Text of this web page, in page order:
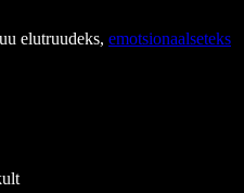
elutruudeks, emotsionaalseteks